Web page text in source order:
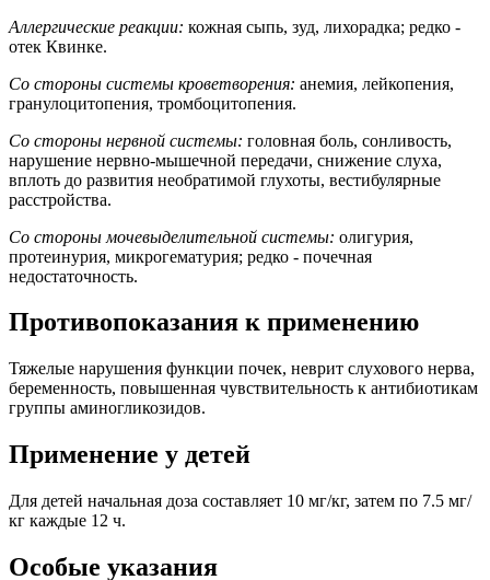
Аллергические реакции: кожная сыпь, зуд, лихорадка; редко -
отек Квинке.
Со стороны системы кроветворения: анемия, лейкопения,
гранулоцитопения, тромбоцитопения.
Со стороны нервной системы: головная боль, сонливость,
нарушение нервно-мышечной передачи, снижение слуха,
вплоть до развития необратимой глухоты, вестибулярные
расстройства.
Со стороны мочевыделительной системы: олигурия,
протеинурия, микрогематурия; редко - почечная
недостаточность.
Противопоказания к применению
Тяжелые нарушения функции почек, неврит слухового нерва,
беременность, повышенная чувствительность к антибиотикам
группы аминогликозидов.
Применение у детей
Для детей начальная доза составляет 10 мг/кг, затем по 7.5 мг/
кг каждые 12 ч.
Особые указания